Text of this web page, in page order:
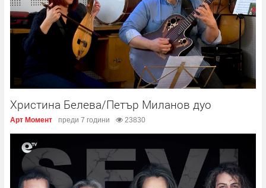
Христина Белева/Петър Миланов дуо
Арт Момент преди 7 години 23830